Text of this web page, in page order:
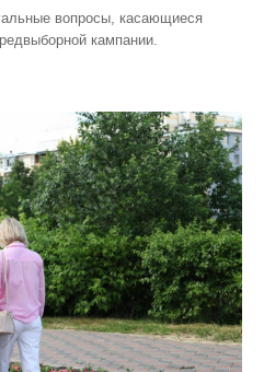
вопросы, касающиеся
кампании.